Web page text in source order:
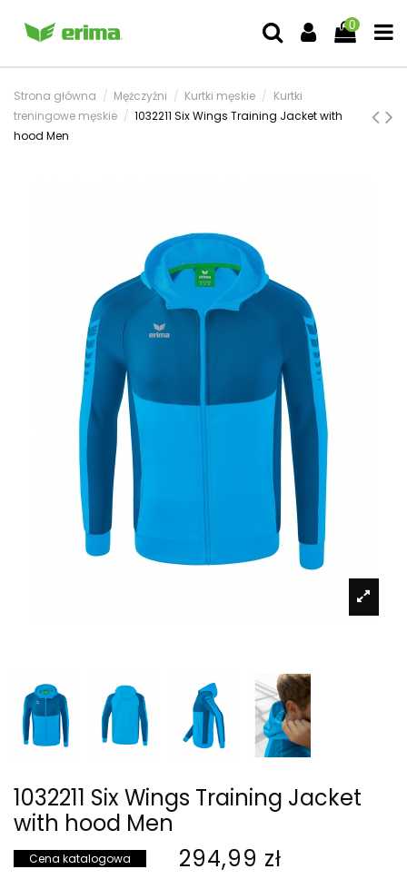
0
Strona główna Mężczyźni Kurtki męskie
Kurtki
treningowe męskie
1032211 Six Wings Training Jacket with
hood Men
1032211 Six Wings Training Jacket
with hood Men
Cena katalogowa 294,99 zł